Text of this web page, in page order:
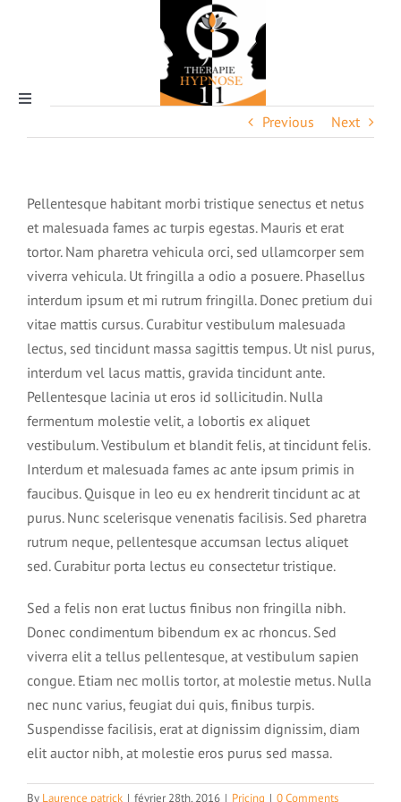
Toggle
L’Hypnose
La magie de l’hypnose
Historique rapide de l’hypnose
Comprendre l’hypnose
Pourquoi essayer l’hypnose
Domaines d’application
Conférence découverte de l’hypnose et auto-hypnose
Tarifs & rendez-vous
Déroulement d’une séance d’hypnose
Contact
Tarifs
Charte de déontologie
Les témoignages
Partagez votre expérience
Les applications
Addictions et hypnose
Arrêter de fumer
Perte de poids et hypnose
Troubles alimentaires et hypnose
Dépression et hypnose
Esprit conscient et inconscient
1 – Le cerveau
LES FORMATIONS
Previous Next
Pellentesque habitant morbi tristique senectus et netus
et malesuada fames ac turpis egestas. Mauris et erat
tortor. Nam pharetra vehicula orci, sed ullamcorper sem
viverra vehicula. Ut fringilla a odio a posuere. Phasellus
interdum ipsum et mi rutrum fringilla. Donec pretium dui
vitae mattis cursus. Curabitur vestibulum malesuada
lectus, sed tincidunt massa sagittis tempus. Ut nisl purus,
interdum vel lacus mattis, gravida tincidunt ante.
Pellentesque lacinia ut eros id sollicitudin. Nulla
fermentum molestie velit, a lobortis ex aliquet
vestibulum. Vestibulum et blandit felis, at tincidunt felis.
Interdum et malesuada fames ac ante ipsum primis in
faucibus. Quisque in leo eu ex hendrerit tincidunt ac at
purus. Nunc scelerisque venenatis facilisis. Sed pharetra
rutrum neque, pellentesque accumsan lectus aliquet
sed. Curabitur porta lectus eu consectetur tristique.
Sed a felis non erat luctus finibus non fringilla nibh.
Donec condimentum bibendum ex ac rhoncus. Sed
viverra elit a tellus pellentesque, at vestibulum sapien
congue. Etiam nec mollis tortor, at molestie metus. Nulla
nec nunc varius, feugiat dui quis, finibus turpis.
Suspendisse facilisis, erat at dignissim dignissim, diam
elit auctor nibh, at molestie eros purus sed massa.
By Laurence patrick | février 28th, 2016 | Pricing | 0 Comments